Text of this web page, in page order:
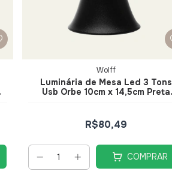
Wolff
Luminária de Mesa Led 3 Tons
Usb Orbe 10cm x 14,5cm Preta
R$80,49
COMPRAR